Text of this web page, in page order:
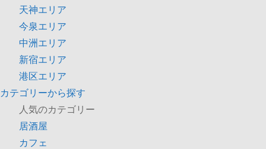
天神エリア
今泉エリア
中洲エリア
新宿エリア
港区エリア
カテゴリーから探す
人気のカテゴリー
居酒屋
カフェ